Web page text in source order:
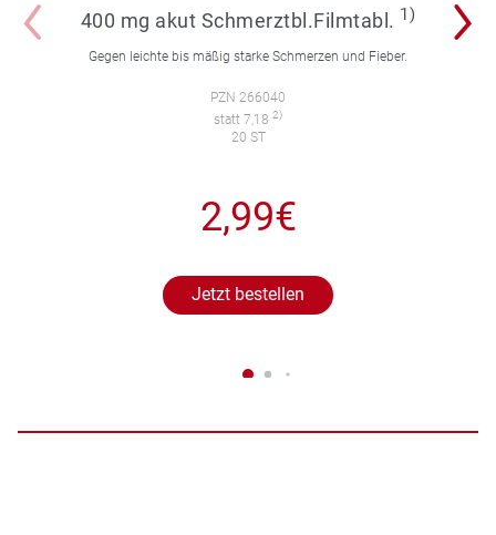
400 mg akut Schmerztbl.Filmtabl. 1)
Gegen leichte bis mäßig starke Schmerzen und Fieber.
PZN 266040
statt 7,18 2)
20 ST
2,99€
Jetzt bestellen